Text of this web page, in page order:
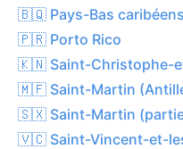
🇧🇶 Pays-Bas caribéens
🇵🇷 Porto Rico
🇰🇳 Saint-Christophe-
🇲🇫 Saint-Martin
🇸🇽 Saint-Martin
🇻🇨 Saint-Vincent-et-